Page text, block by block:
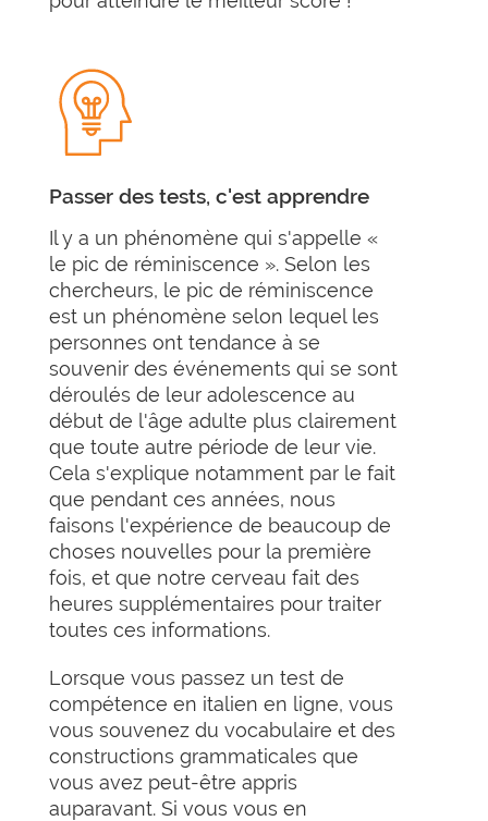
Passer des tests, c'est apprendre
Il y a un phénomène qui s'appelle «
le pic de réminiscence ». Selon les
chercheurs, le pic de réminiscence
est un phénomène selon lequel les
personnes ont tendance à se
souvenir des événements qui se sont
déroulés de leur adolescence au
début de l'âge adulte plus clairement
que toute autre période de leur vie.
Cela s'explique notamment par le fait
que pendant ces années, nous
faisons l'expérience de beaucoup de
choses nouvelles pour la première
fois, et que notre cerveau fait des
heures supplémentaires pour traiter
toutes ces informations.
Lorsque vous passez un test de
compétence en italien en ligne, vous
vous souvenez du vocabulaire et des
constructions grammaticales que
vous avez peut-être appris
auparavant. Si vous vous en